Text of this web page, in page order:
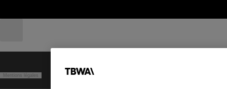
Mentions légales